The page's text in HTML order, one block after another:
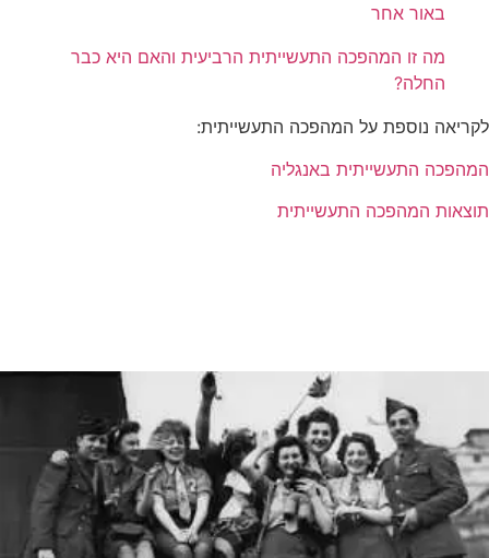
באור אחר
מה זו המהפכה התעשייתית הרביעית והאם היא כבר
החלה?
לקריאה נוספת על המהפכה התעשייתית:
המהפכה התעשייתית באנגליה
תוצאות המהפכה התעשייתית